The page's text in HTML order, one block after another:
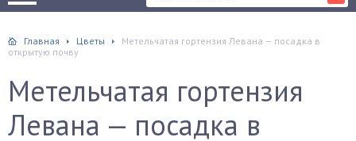
Главная Цветы
Метельчатая гортензия Левана — посадка в
открытую почву
Метельчатая гортензия
Левана — посадка в